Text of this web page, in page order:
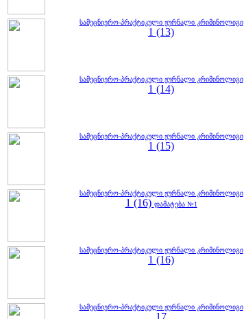
სამეცნიერო-პრაქტიკული ჟურნალი კრიმინოლიგი
1 (13)
სამეცნიერო-პრაქტიკული ჟურნალი კრიმინოლიგი
1 (14)
სამეცნიერო-პრაქტიკული ჟურნალი კრიმინოლიგი
1 (15)
სამეცნიერო-პრაქტიკული ჟურნალი კრიმინოლიგი
1 (16) დამატება №1
სამეცნიერო-პრაქტიკული ჟურნალი კრიმინოლიგი
1 (16)
სამეცნიერო-პრაქტიკული ჟურნალი კრიმინოლიგი